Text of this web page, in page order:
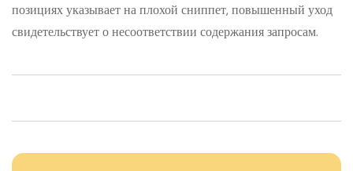
позициях указывает на плохой сниппет, повышенный уход
свидетельствует о несоответствии содержания запросам.